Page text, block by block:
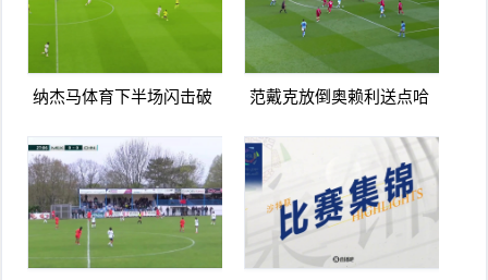
纳杰马体育下半场闪击破
得手
范戴克放倒奥赖利送点哈
浦